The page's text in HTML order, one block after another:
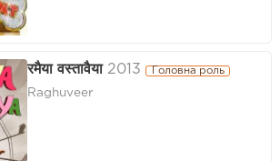
रमैया वस्तावैया 2013 Головна роль
Raghuveer